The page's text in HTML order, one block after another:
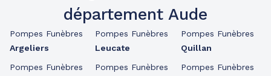
département Aude
Pompes Funèbres
Argeliers
Pompes Funèbres
Pompes Funèbres
Leucate
Pompes Funèbres
Pompes Funèbres
Quillan
Pompes Funèbres